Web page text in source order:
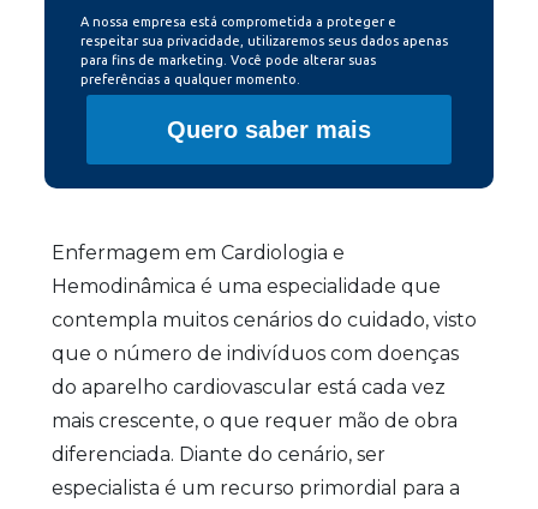
A nossa empresa está comprometida a proteger e
respeitar sua privacidade, utilizaremos seus dados apenas
para fins de marketing. Você pode alterar suas
preferências a qualquer momento.
Quero saber mais
Enfermagem em Cardiologia e
Hemodinâmica é uma especialidade que
contempla muitos cenários do cuidado, visto
que o número de indivíduos com doenças
do aparelho cardiovascular está cada vez
mais crescente, o que requer mão de obra
diferenciada. Diante do cenário, ser
especialista é um recurso primordial para a